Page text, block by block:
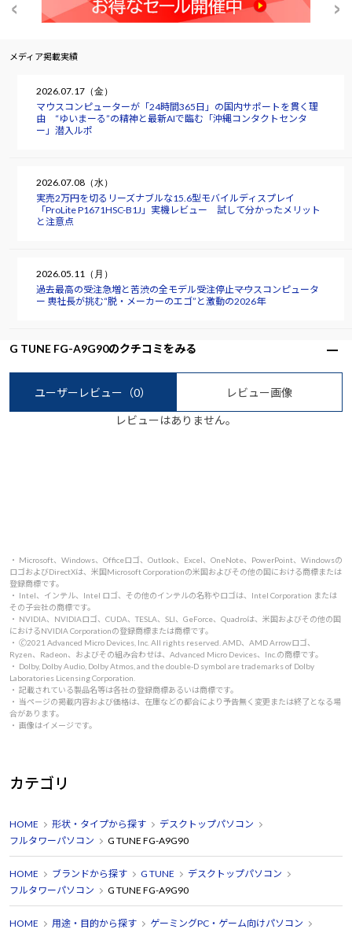
メディア掲載実績
2026.07.17（金）
マウスコンピューターが「24時間365日」の国内サポートを貫く理
由 “ゆいまーる”の精神と最新AIで臨む「沖縄コンタクトセンタ
ー」潜入ルポ
2026.07.08（水）
実売2万円を切るリーズナブルな15.6型モバイルディスプレイ
「ProLite P1671HSC-B1J」実機レビュー 試して分かったメリット
と注意点
2026.05.11（月）
過去最高の受注急増と苦渋の全モデル受注停止――マウスコンピュータ
ー 軣社長が挑む“脱・メーカーのエゴ”と激動の2026年
G TUNE FG-A9G90のクチコミをみる
ユーザーレビュー （0） レビュー画像
レビューはありません。
・ Microsoft、Windows、Officeロゴ、Outlook、Excel、OneNote、PowerPoint、Windowsの
ロゴおよびDirectXは、米国Microsoft Corporationの米国およびその他の国における商標または
登録商標です。
・ Intel、インテル、Intel ロゴ、その他のインテルの名称やロゴは、Intel Corporation または
その子会社の商標です。
・ NVIDIA、NVIDIAロゴ、CUDA、TESLA、SLI、GeForce、Quadroは、米国およびその他の国
におけるNVIDIA Corporationの登録商標または商標です。
・ 🄫2021 Advanced Micro Devices, Inc. All rights reserved. AMD、AMD Arrowロゴ、
Ryzen、Radeon、およびその組み合わせは、Advanced Micro Devices、Inc.の商標です。
・ Dolby, Dolby Audio, Dolby Atmos, and the double-D symbol are trademarks of Dolby
Laboratories Licensing Corporation.
・ 記載されている製品名等は各社の登録商標あるいは商標です。
・ 当ページの掲載内容および価格は、在庫などの都合により予告無く変更または終了となる場
合があります。
・ 画像はイメージです。
カテゴリ
HOME 形状・タイプから探す
デスクトップパソコン
フルタワーパソコン
G TUNE FG-A9G90
HOME ブランドから探す G TUNE
デスクトップパソコン
フルタワーパソコン
G TUNE FG-A9G90
HOME 用途・目的から探す
ゲーミングPC・ゲーム向けパソコン